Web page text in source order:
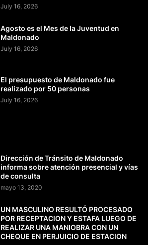
July 16, 2026
Agosto es el Mes de la Juventud en
Maldonado
July 16, 2026
El presupuesto de Maldonado fue
realizado por 50 personas
July 16, 2026
Dirección de Tránsito de Maldonado
informa sobre atención presencial y vías
de consulta
mayo 13, 2020
UN MASCULINO RESULTÓ PROCESADO
POR RECEPTACION Y ESTAFA LUEGO DE
REALIZAR UNA MANIOBRA CON UN
CHEQUE EN PERJUICIO DE ESTACION